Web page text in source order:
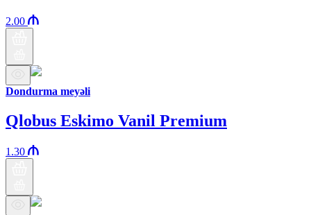
2.00
Dondurma meyəli
Qlobus Eskimo Vanil Premium
1.30